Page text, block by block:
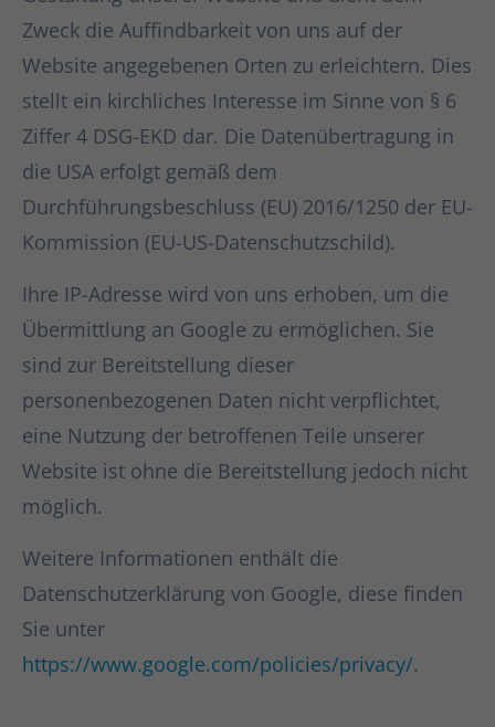
Zweck die Auffindbarkeit von uns auf der
Website angegebenen Orten zu erleichtern. Dies
stellt ein kirchliches Interesse im Sinne von § 6
Ziffer 4 DSG-EKD dar. Die Datenübertragung in
die USA erfolgt gemäß dem
Durchführungsbeschluss (EU) 2016/1250 der EU-
Kommission (EU-US-Datenschutzschild).
Ihre IP-Adresse wird von uns erhoben, um die
Übermittlung an Google zu ermöglichen. Sie
sind zur Bereitstellung dieser
personenbezogenen Daten nicht verpflichtet,
eine Nutzung der betroffenen Teile unserer
Website ist ohne die Bereitstellung jedoch nicht
möglich.
Weitere Informationen enthält die
Datenschutzerklärung von Google, diese finden
Sie unter
https://www.google.com/policies/privacy/.